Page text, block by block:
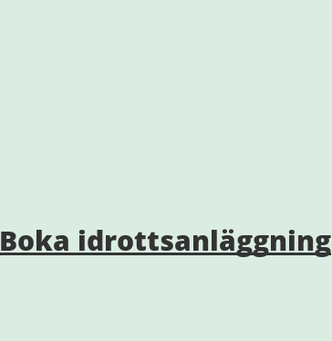
Boka idrottsanläggning